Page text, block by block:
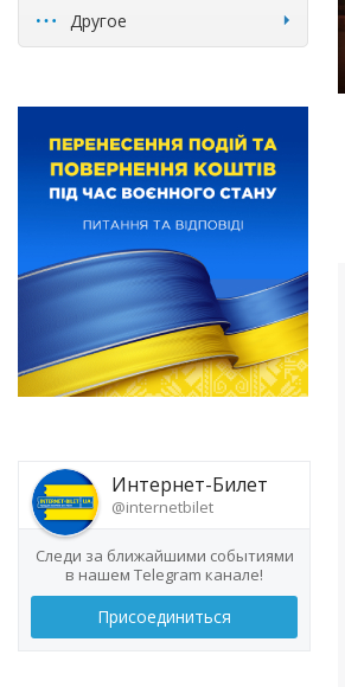
Другое
Интернет-Билет
@internetbilet
Следи за ближайшими событиями
в нашем Telegram канале!
Присоединиться